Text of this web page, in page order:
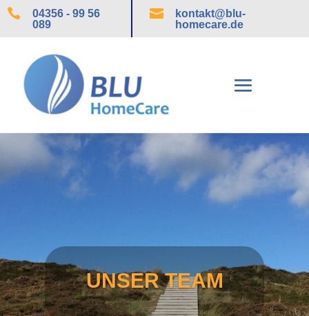

04356 - 99 56
089

kontakt@blu-
homecare.de
UNSER TEAM